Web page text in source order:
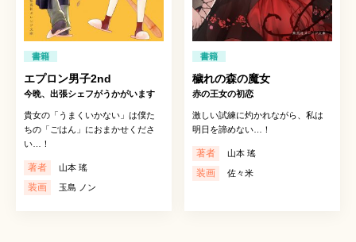
書籍
エプロン男子2nd
今晩、出張シェフがうかがいます
貴女の「うまくいかない」は僕た
ちの「ごはん」におまかせくださ
い…！
著者 山本 瑤
装画 玉島 ノン
書籍
穢れの森の魔女
赤の王女の初恋
激しい試練に灼かれながら、私は
明日を諦めない…！
著者 山本 瑤
装画 佐々米